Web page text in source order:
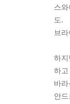
스
도.
브
하
하
바라
안